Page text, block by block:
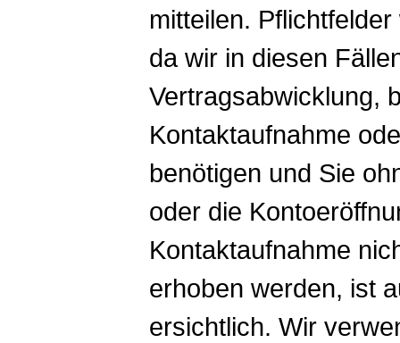
mitteilen.
da wir in diesen
Vertragsabwicklung,
Kontaktaufnahme
benötigen und Sie
oder die
Kontaktaufnahme
erhoben werden, ist
ersichtlich. Wir